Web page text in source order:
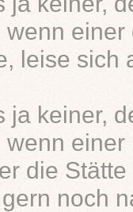
wenn
leise sich
ja keiner,
wenn
die
noch